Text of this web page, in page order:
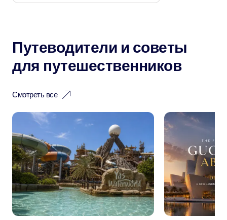
Путеводители и советы
для путешественников
Смотреть все